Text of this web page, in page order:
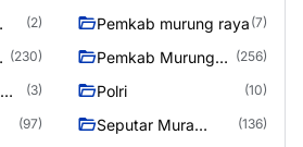
(2) Pemkab murung raya (7)
(230)
Pemkab Murung
(256)
(3) Polri (10)
(97)
Seputar Mura
(136)